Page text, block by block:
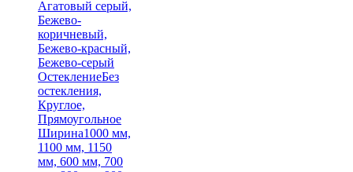
Агатовый серый,
Бежево-
коричневый,
Бежево-красный,
Бежево-серый
ОстеклениеБез
остекления,
Круглое,
Прямоугольное
Ширина1000 мм,
1100 мм, 1150
мм, 600 мм, 700